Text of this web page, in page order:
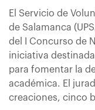
El Servicio de
de Salamanca
del I Concurso de
iniciativa
para fomentar la
académica. El
creaciones, cinco